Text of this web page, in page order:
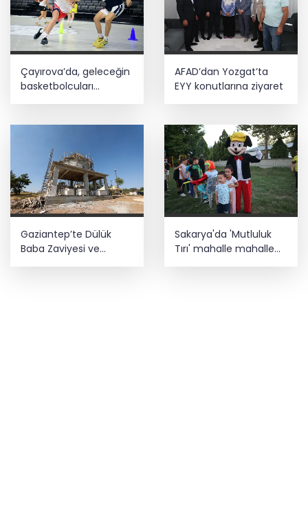
Çayırova’da, geleceğin
basketbolcuları
AFAD’dan Yozgat’ta
EYY konutlarına ziyaret
Gaziantep’te Dülük
Baba Zaviyesi ve
Sakarya'da 'Mutluluk
Tırı' mahalle mahalle